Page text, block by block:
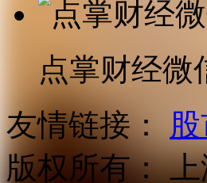
点掌财经微
友情链接：
版权所有：